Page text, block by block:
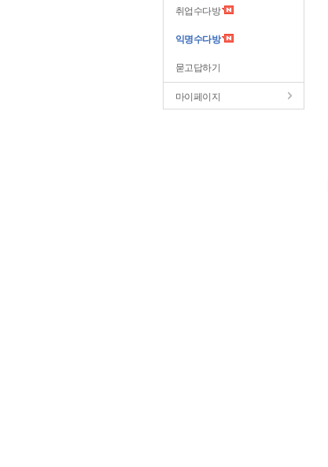
취업수다방
익명수다방
묻고답하기
마이페이지